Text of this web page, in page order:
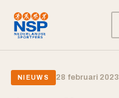
NIEUWS 28 februari 2023